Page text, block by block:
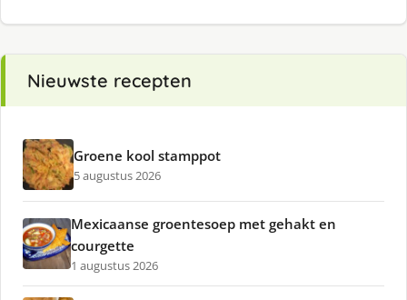
Nieuwste recepten
Groene kool stamppot
5 augustus 2026
Mexicaanse groentesoep met gehakt en
courgette
1 augustus 2026